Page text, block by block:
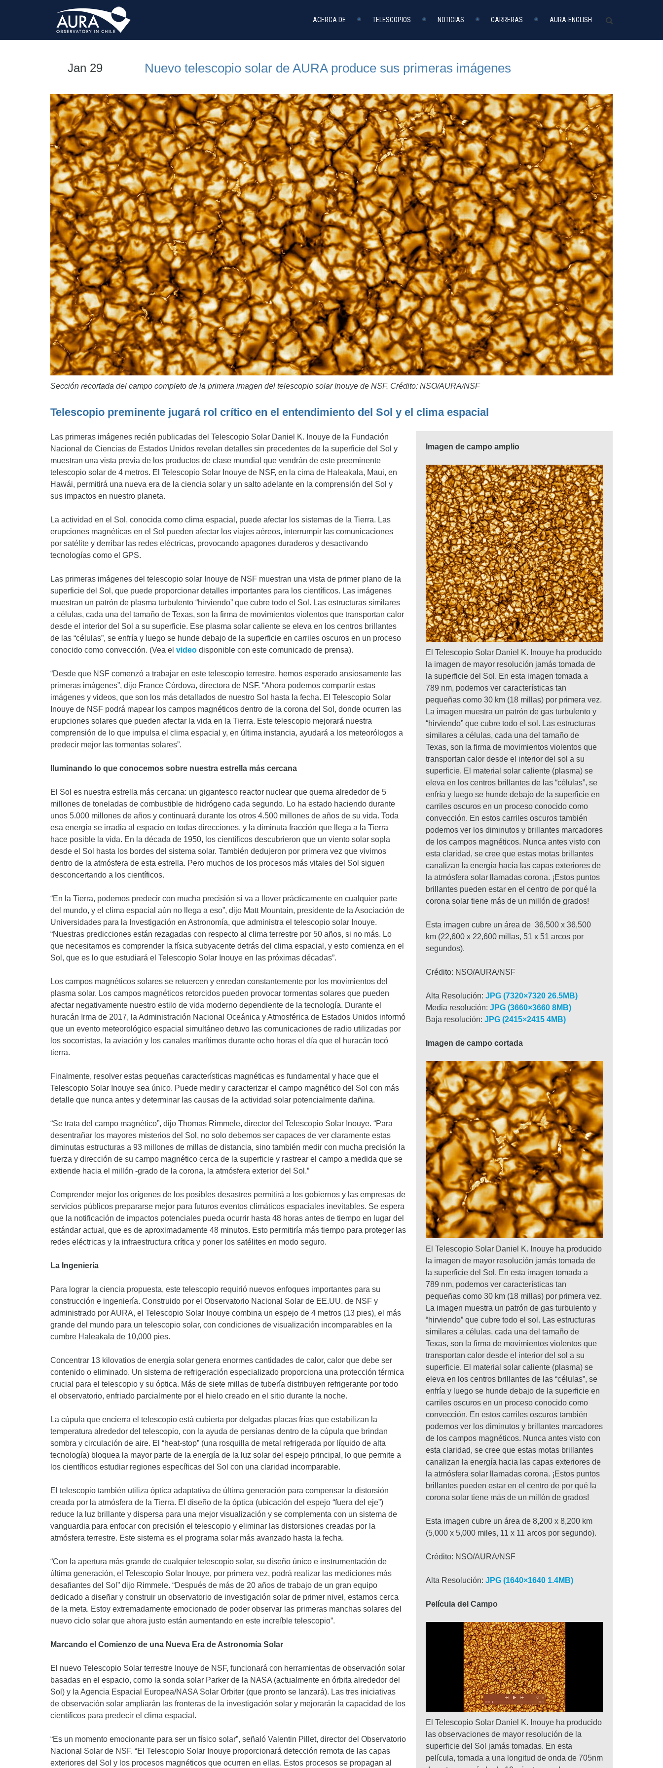
ACERCA DE TELESCOPIOS NOTICIAS CARRERAS AURA-ENGLISH
Jan 29 Nuevo telescopio solar de AURA produce sus primeras imágenes
Sección recortada del campo completo de la primera imagen del telescopio solar Inouye de NSF. Crédito: NSO/AURA/NSF
Telescopio preminente jugará rol crítico en el entendimiento del Sol y el clima espacial
Imagen de campo amplio
El Telescopio Solar Daniel K. Inouye ha producido
la imagen de mayor resolución jamás tomada de
la superficie del Sol. En esta imagen tomada a
789 nm, podemos ver características tan
pequeñas como 30 km (18 millas) por primera vez.
La imagen muestra un patrón de gas turbulento y
“hirviendo” que cubre todo el sol. Las estructuras
similares a células, cada una del tamaño de
Texas, son la firma de movimientos violentos que
transportan calor desde el interior del sol a su
superficie. El material solar caliente (plasma) se
eleva en los centros brillantes de las “células”, se
enfría y luego se hunde debajo de la superficie en
carriles oscuros en un proceso conocido como
convección. En estos carriles oscuros también
podemos ver los diminutos y brillantes marcadores
de los campos magnéticos. Nunca antes visto con
esta claridad, se cree que estas motas brillantes
canalizan la energía hacia las capas exteriores de
la atmósfera solar llamadas corona. ¡Estos puntos
brillantes pueden estar en el centro de por qué la
corona solar tiene más de un millón de grados!
Esta imagen cubre un área de 36,500 x 36,500
km (22,600 x 22,600 millas, 51 x 51 arcos por
segundos).
Crédito: NSO/AURA/NSF
Alta Resolución: JPG (7320×7320 26.5MB)
Media resolución: JPG (3660×3660 8MB)
Baja resolución: JPG (2415×2415 4MB)
Imagen de campo cortada
El Telescopio Solar Daniel K. Inouye ha producido
la imagen de mayor resolución jamás tomada de
la superficie del Sol. En esta imagen tomada a
789 nm, podemos ver características tan
pequeñas como 30 km (18 millas) por primera vez.
La imagen muestra un patrón de gas turbulento y
“hirviendo” que cubre todo el sol. Las estructuras
similares a células, cada una del tamaño de
Texas, son la firma de movimientos violentos que
transportan calor desde el interior del sol a su
superficie. El material solar caliente (plasma) se
eleva en los centros brillantes de las “células”, se
enfría y luego se hunde debajo de la superficie en
carriles oscuros en un proceso conocido como
convección. En estos carriles oscuros también
podemos ver los diminutos y brillantes marcadores
de los campos magnéticos. Nunca antes visto con
esta claridad, se cree que estas motas brillantes
canalizan la energía hacia las capas exteriores de
la atmósfera solar llamadas corona. ¡Estos puntos
brillantes pueden estar en el centro de por qué la
corona solar tiene más de un millón de grados!
Esta imagen cubre un área de 8,200 x 8,200 km
(5,000 x 5,000 miles, 11 x 11 arcos por segundo).
Crédito: NSO/AURA/NSF
Alta Resolución: JPG (1640×1640 1.4MB)
Película del Campo
El Telescopio Solar Daniel K. Inouye ha producido
las observaciones de mayor resolución de la
superficie del Sol jamás tomadas. En esta
película, tomada a una longitud de onda de 705nm
Las primeras imágenes recién publicadas del Telescopio Solar Daniel K. Inouye de la Fundación
Nacional de Ciencias de Estados Unidos revelan detalles sin precedentes de la superficie del Sol y
muestran una vista previa de los productos de clase mundial que vendrán de este preeminente
telescopio solar de 4 metros. El Telescopio Solar Inouye de NSF, en la cima de Haleakala, Maui, en
Hawái, permitirá una nueva era de la ciencia solar y un salto adelante en la comprensión del Sol y
sus impactos en nuestro planeta.
La actividad en el Sol, conocida como clima espacial, puede afectar los sistemas de la Tierra. Las
erupciones magnéticas en el Sol pueden afectar los viajes aéreos, interrumpir las comunicaciones
por satélite y derribar las redes eléctricas, provocando apagones duraderos y desactivando
tecnologías como el GPS.
Las primeras imágenes del telescopio solar Inouye de NSF muestran una vista de primer plano de la
superficie del Sol, que puede proporcionar detalles importantes para los científicos. Las imágenes
muestran un patrón de plasma turbulento “hirviendo” que cubre todo el Sol. Las estructuras similares
a células, cada una del tamaño de Texas, son la firma de movimientos violentos que transportan calor
desde el interior del Sol a su superficie. Ese plasma solar caliente se eleva en los centros brillantes
de las “células”, se enfría y luego se hunde debajo de la superficie en carriles oscuros en un proceso
conocido como convección. (Vea el video disponible con este comunicado de prensa).
“Desde que NSF comenzó a trabajar en este telescopio terrestre, hemos esperado ansiosamente las
primeras imágenes”, dijo France Córdova, directora de NSF. “Ahora podemos compartir estas
imágenes y videos, que son los más detallados de nuestro Sol hasta la fecha. El Telescopio Solar
Inouye de NSF podrá mapear los campos magnéticos dentro de la corona del Sol, donde ocurren las
erupciones solares que pueden afectar la vida en la Tierra. Este telescopio mejorará nuestra
comprensión de lo que impulsa el clima espacial y, en última instancia, ayudará a los meteorólogos a
predecir mejor las tormentas solares”.
Iluminando lo que conocemos sobre nuestra estrella más cercana
El Sol es nuestra estrella más cercana: un gigantesco reactor nuclear que quema alrededor de 5
millones de toneladas de combustible de hidrógeno cada segundo. Lo ha estado haciendo durante
unos 5.000 millones de años y continuará durante los otros 4.500 millones de años de su vida. Toda
esa energía se irradia al espacio en todas direcciones, y la diminuta fracción que llega a la Tierra
hace posible la vida. En la década de 1950, los científicos descubrieron que un viento solar sopla
desde el Sol hasta los bordes del sistema solar. También dedujeron por primera vez que vivimos
dentro de la atmósfera de esta estrella. Pero muchos de los procesos más vitales del Sol siguen
desconcertando a los científicos.
“En la Tierra, podemos predecir con mucha precisión si va a llover prácticamente en cualquier parte
del mundo, y el clima espacial aún no llega a eso”, dijo Matt Mountain, presidente de la Asociación de
Universidades para la Investigación en Astronomía, que administra el telescopio solar Inouye.
“Nuestras predicciones están rezagadas con respecto al clima terrestre por 50 años, si no más. Lo
que necesitamos es comprender la física subyacente detrás del clima espacial, y esto comienza en el
Sol, que es lo que estudiará el Telescopio Solar Inouye en las próximas décadas”.
Los campos magnéticos solares se retuercen y enredan constantemente por los movimientos del
plasma solar. Los campos magnéticos retorcidos pueden provocar tormentas solares que pueden
afectar negativamente nuestro estilo de vida moderno dependiente de la tecnología. Durante el
huracán Irma de 2017, la Administración Nacional Oceánica y Atmosférica de Estados Unidos informó
que un evento meteorológico espacial simultáneo detuvo las comunicaciones de radio utilizadas por
los socorristas, la aviación y los canales marítimos durante ocho horas el día que el huracán tocó
tierra.
Finalmente, resolver estas pequeñas características magnéticas es fundamental y hace que el
Telescopio Solar Inouye sea único. Puede medir y caracterizar el campo magnético del Sol con más
detalle que nunca antes y determinar las causas de la actividad solar potencialmente dañina.
“Se trata del campo magnético”, dijo Thomas Rimmele, director del Telescopio Solar Inouye. “Para
desentrañar los mayores misterios del Sol, no solo debemos ser capaces de ver claramente estas
diminutas estructuras a 93 millones de millas de distancia, sino también medir con mucha precisión la
fuerza y dirección de su campo magnético cerca de la superficie y rastrear el campo a medida que se
extiende hacia el millón -grado de la corona, la atmósfera exterior del Sol.”
Comprender mejor los orígenes de los posibles desastres permitirá a los gobiernos y las empresas de
servicios públicos prepararse mejor para futuros eventos climáticos espaciales inevitables. Se espera
que la notificación de impactos potenciales pueda ocurrir hasta 48 horas antes de tiempo en lugar del
estándar actual, que es de aproximadamente 48 minutos. Esto permitiría más tiempo para proteger las
redes eléctricas y la infraestructura crítica y poner los satélites en modo seguro.
La Ingeniería
Para lograr la ciencia propuesta, este telescopio requirió nuevos enfoques importantes para su
construcción e ingeniería. Construido por el Observatorio Nacional Solar de EE.UU. de NSF y
administrado por AURA, el Telescopio Solar Inouye combina un espejo de 4 metros (13 pies), el más
grande del mundo para un telescopio solar, con condiciones de visualización incomparables en la
cumbre Haleakala de 10,000 pies.
Concentrar 13 kilovatios de energía solar genera enormes cantidades de calor, calor que debe ser
contenido o eliminado. Un sistema de refrigeración especializado proporciona una protección térmica
crucial para el telescopio y su óptica. Más de siete millas de tubería distribuyen refrigerante por todo
el observatorio, enfriado parcialmente por el hielo creado en el sitio durante la noche.
La cúpula que encierra el telescopio está cubierta por delgadas placas frías que estabilizan la
temperatura alrededor del telescopio, con la ayuda de persianas dentro de la cúpula que brindan
sombra y circulación de aire. El “heat-stop” (una rosquilla de metal refrigerada por líquido de alta
tecnología) bloquea la mayor parte de la energía de la luz solar del espejo principal, lo que permite a
los científicos estudiar regiones específicas del Sol con una claridad incomparable.
El telescopio también utiliza óptica adaptativa de última generación para compensar la distorsión
creada por la atmósfera de la Tierra. El diseño de la óptica (ubicación del espejo “fuera del eje”)
reduce la luz brillante y dispersa para una mejor visualización y se complementa con un sistema de
vanguardia para enfocar con precisión el telescopio y eliminar las distorsiones creadas por la
atmósfera terrestre. Este sistema es el programa solar más avanzado hasta la fecha.
“Con la apertura más grande de cualquier telescopio solar, su diseño único e instrumentación de
última generación, el Telescopio Solar Inouye, por primera vez, podrá realizar las mediciones más
desafiantes del Sol” dijo Rimmele. “Después de más de 20 años de trabajo de un gran equipo
dedicado a diseñar y construir un observatorio de investigación solar de primer nivel, estamos cerca
de la meta. Estoy extremadamente emocionado de poder observar las primeras manchas solares del
nuevo ciclo solar que ahora justo están aumentando en este increíble telescopio”.
Marcando el Comienzo de una Nueva Era de Astronomía Solar
El nuevo Telescopio Solar terrestre Inouye de NSF, funcionará con herramientas de observación solar
basadas en el espacio, como la sonda solar Parker de la NASA (actualmente en órbita alrededor del
Sol) y la Agencia Espacial Europea/NASA Solar Orbiter (que pronto se lanzará). Las tres iniciativas
de observación solar ampliarán las fronteras de la investigación solar y mejorarán la capacidad de los
científicos para predecir el clima espacial.
“Es un momento emocionante para ser un físico solar”, señaló Valentin Pillet, director del Observatorio
Nacional Solar de NSF. “El Telescopio Solar Inouye proporcionará detección remota de las capas
exteriores del Sol y los procesos magnéticos que ocurren en ellas. Estos procesos se propagan al